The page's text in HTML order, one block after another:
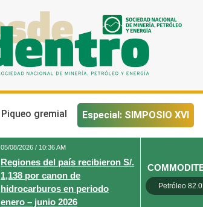
Piqueo gremial Especial: SIMPOSIO XVI
05/08/2026 / 10:36 AM
Regiones del país recibieron S/.
1,138 por canon de
hidrocarburos en periodo
enero – junio 2026
Petróleo